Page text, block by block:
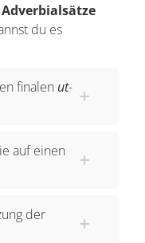
du es
finalen ut-
auf einen
der